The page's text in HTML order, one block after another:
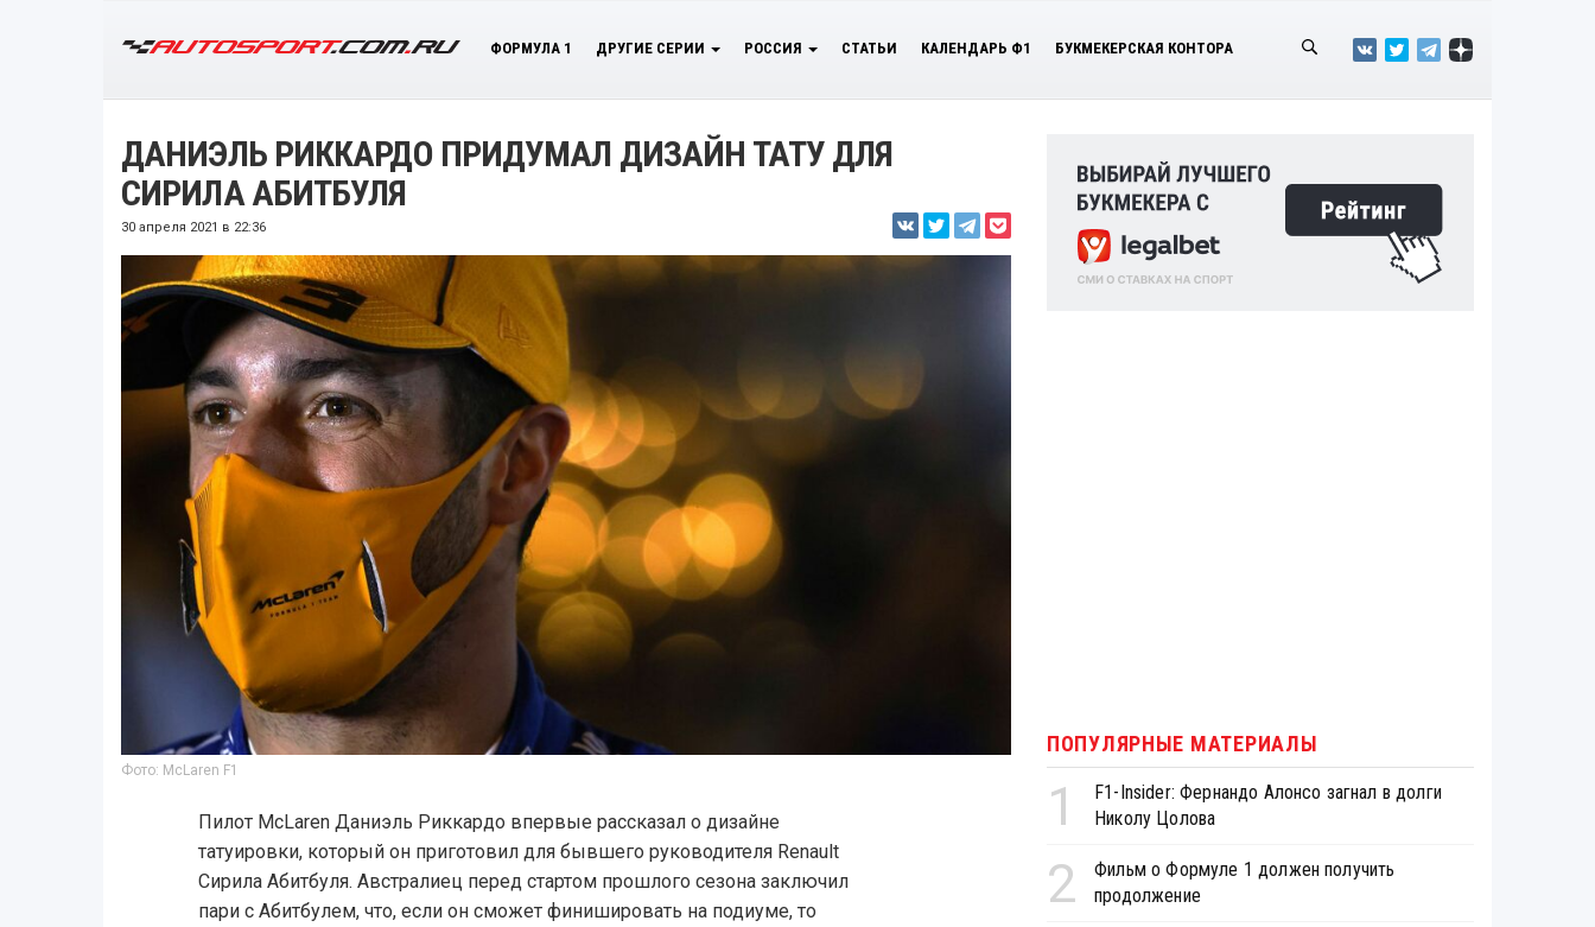
ФОРМУЛА 1 ДРУГИЕ СЕРИИ РОССИЯ СТАТЬИ КАЛЕНДАРЬ Ф1 БУКМЕКЕРСКАЯ КОНТОРА
ДАНИЭЛЬ РИККАРДО ПРИДУМАЛ ДИЗАЙН ТАТУ ДЛЯ
СИРИЛА АБИТБУЛЯ
30 апреля 2021 в 22:36
Фото: McLaren F1
Пилот McLaren Даниэль Риккардо впервые рассказал о дизайне
татуировки, который он приготовил для бывшего руководителя Renault
Сирила Абитбуля. Австралиец перед стартом прошлого сезона заключил
пари с Абитбулем, что, если он сможет финишировать на подиуме, то
ПОПУЛЯРНЫЕ МАТЕРИАЛЫ
1
F1-Insider: Фернандо Алонсо загнал в долги
Николу Цолова
2
Фильм о Формуле 1 должен получить
продолжение